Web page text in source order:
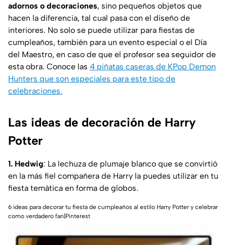
adornos o decoraciones, sino pequeños objetos que
hacen la diferencia, tal cual pasa con el diseño de
interiores. No solo se puede utilizar para fiestas de
cumpleaños, también para un evento especial o el Día
del Maestro, en caso de que el profesor sea seguidor de
esta obra. Conoce las 4 piñatas caseras de KPop Demon
Hunters que son especiales para este tipo de
celebraciones.
Las ideas de decoración de Harry
Potter
1. Hedwig: La lechuza de plumaje blanco que se convirtió
en la más fiel compañera de Harry la puedes utilizar en tu
fiesta temática en forma de globos.
6 ideas para decorar tu fiesta de cumpleaños al estilo Harry Potter y celebrar
como verdadero fan|Pinterest